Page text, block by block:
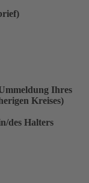
Ihres
Kreises)
des Halters